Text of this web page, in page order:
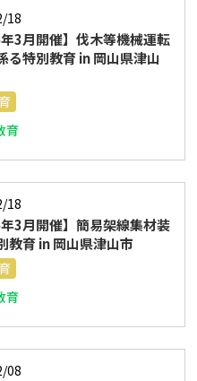
18
年3月開催】伐木等機械運転
る特別教育 in 岡山県津山
育
18
年3月開催】簡易架線集材装
教育 in 岡山県津山市
育
08